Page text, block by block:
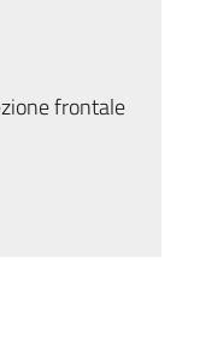
frontale